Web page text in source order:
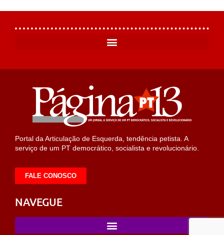
Portal da Articulação de Esquerda, tendência petista. A
serviço de um PT democrático, socialista e revolucionário.
FALE CONOSCO
NAVEGUE